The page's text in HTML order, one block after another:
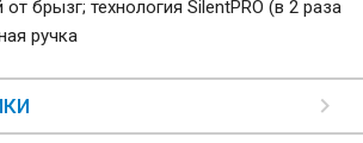
брызг; технология SilentPRO (в 2 раза
ручка